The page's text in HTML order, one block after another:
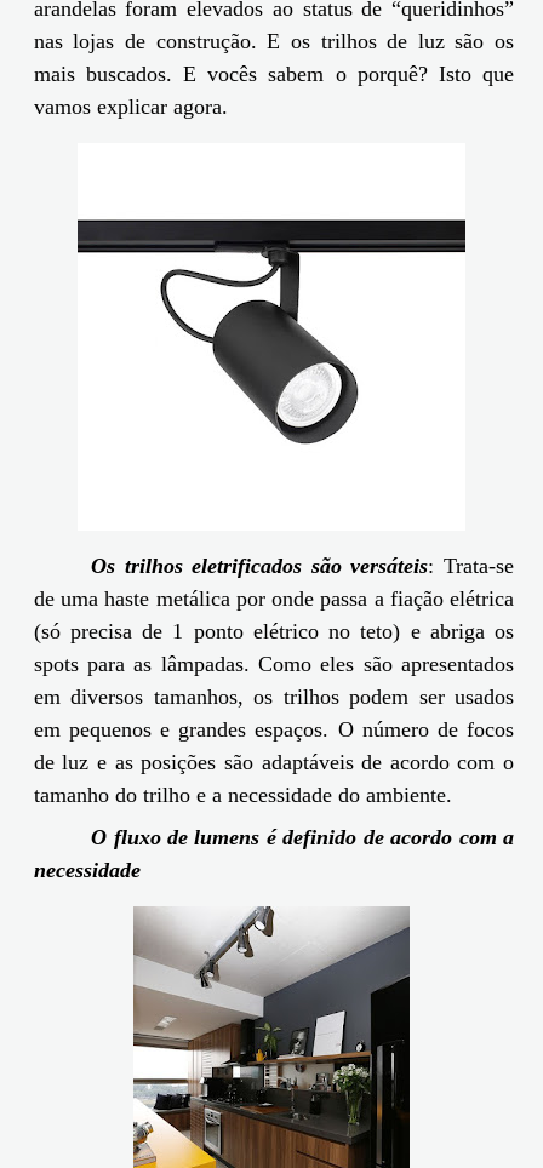
arandelas foram elevados ao status de “queridinhos”
nas lojas de construção. E os trilhos de luz são os
mais buscados. E vocês sabem o porquê? Isto que
vamos explicar agora.
Os trilhos eletrificados são versáteis: Trata-se
de uma haste metálica por onde passa a fiação elétrica
(só precisa de 1 ponto elétrico no teto) e abriga os
spots para as lâmpadas. Como eles são apresentados
em diversos tamanhos, os trilhos podem ser usados
em pequenos e grandes espaços. O número de focos
de luz e as posições são adaptáveis de acordo com o
tamanho do trilho e a necessidade do ambiente.
O fluxo de lumens é definido de acordo com a
necessidade